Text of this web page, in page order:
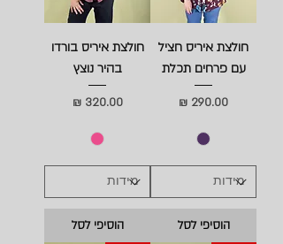
חולצת איריס חציל
עם פרחים תכלת
מחיר
הוסיפי לסל
חולצת איריס בורדו
בהיר נוצץ
מחיר‏320.00 ‏₪
הוסיפי לסל